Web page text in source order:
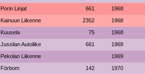
Porin Linjat 661 1968
Kainuun Liikenne 2352 1968
Kuusela 75 1968
Jussilan Autoliike 661 1968
Pekolan Liikenne 1969
Förbom 142 1970